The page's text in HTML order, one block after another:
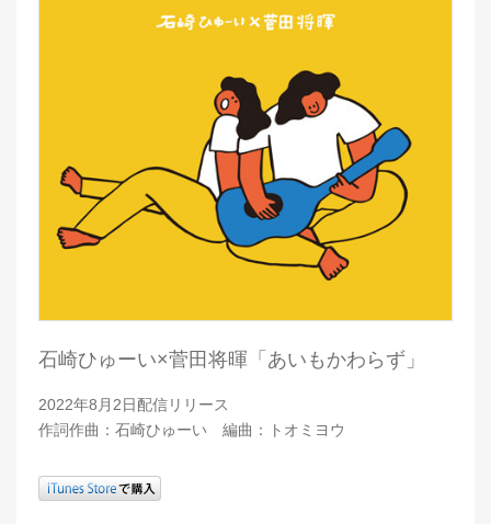
石崎ひゅーい×菅田将暉「あいもかわらず」
2022年8月2日配信リリース
作詞作曲：石崎ひゅーい 編曲：トオミヨウ